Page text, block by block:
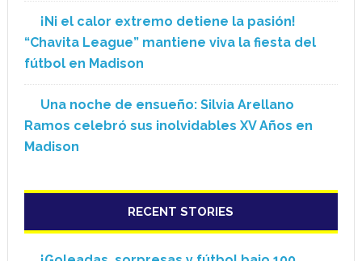
¡Ni el calor extremo detiene la pasión!
“Chavita League” mantiene viva la fiesta del
fútbol en Madison
Una noche de ensueño: Silvia Arellano
Ramos celebró sus inolvidables XV Años en
Madison
RECENT STORIES